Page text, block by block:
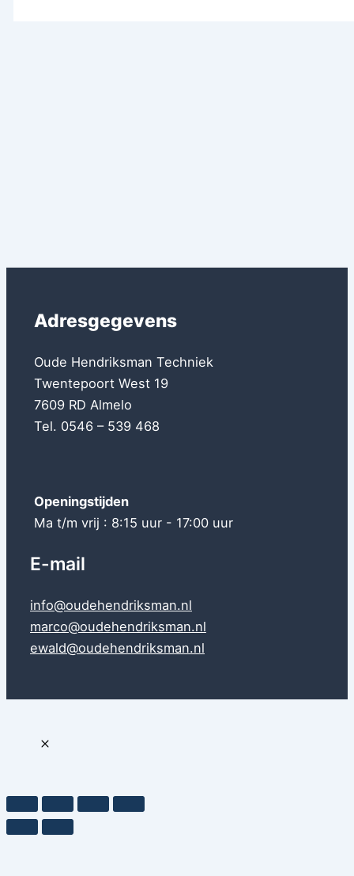
Adresgegevens
Oude Hendriksman Techniek
Twentepoort West 19
7609 RD Almelo
Tel. 0546 – 539 468
Openingstijden
Ma t/m vrij : 8:15 uur - 17:00 uur
E-mail
info@oudehendriksman.nl
marco@oudehendriksman.nl
ewald@oudehendriksman.nl